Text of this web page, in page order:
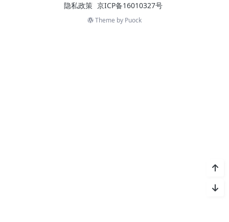
隐私政策 京ICP备16010327号
Theme by Puock